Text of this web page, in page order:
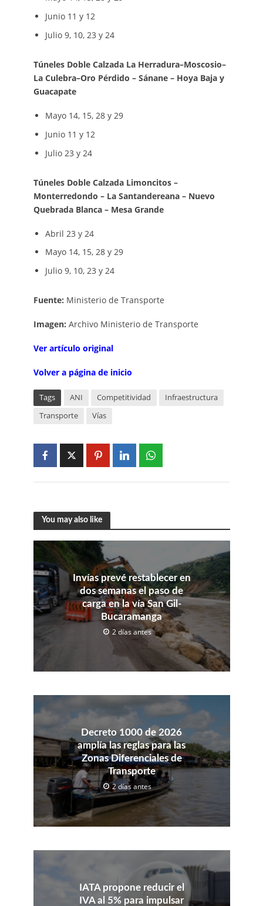
Junio 11 y 12
Julio 9, 10, 23 y 24
Túneles Doble Calzada La Herradura–Moscosio–
La Culebra–Oro Pérdido – Sánane – Hoya Baja y
Guacapate
Mayo 14, 15, 28 y 29
Junio 11 y 12
Julio 23 y 24
Túneles Doble Calzada Limoncitos –
Monterredondo – La Santandereana – Nuevo
Quebrada Blanca – Mesa Grande
Abril 23 y 24
Mayo 14, 15, 28 y 29
Julio 9, 10, 23 y 24
Fuente: Ministerio de Transporte
Imagen: Archivo Ministerio de Transporte
Ver artículo original
Volver a página de inicio
Tags ANI Competitividad
Infraestructura
Transporte
Vías
You may also like
Invías prevé restablecer en
dos semanas el paso de
carga en la vía San Gil-
Bucaramanga
2 días antes
Decreto 1000 de 2026
amplía las reglas para las
Zonas Diferenciales de
Transporte
2 días antes
IATA propone reducir el
IVA al 5% para impulsar